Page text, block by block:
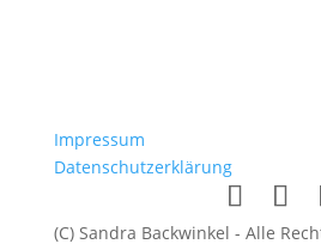
Impressum
Datenschutzerklärung
(C) Sandra Backwinkel - Alle